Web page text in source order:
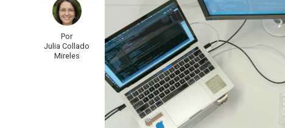
Por
Julia Collado
Mireles